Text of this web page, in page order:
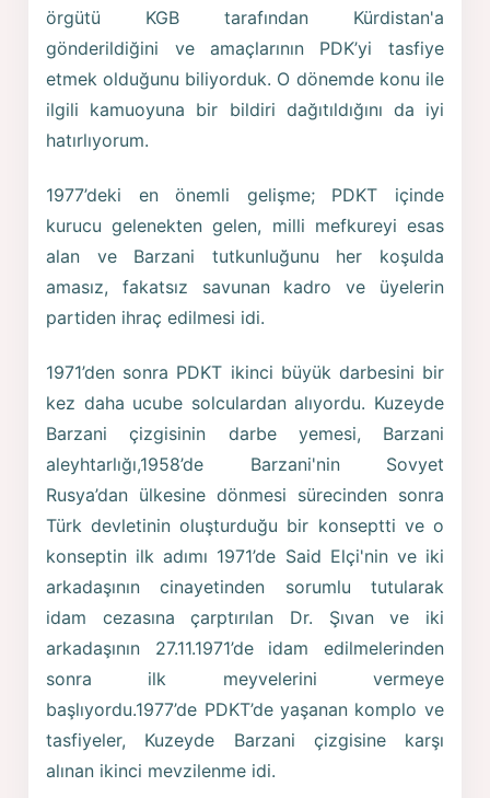
örgütü KGB tarafından Kürdistan'a
gönderildiğini ve amaçlarının PDK’yi tasfiye
etmek olduğunu biliyorduk. O dönemde konu ile
ilgili kamuoyuna bir bildiri dağıtıldığını da iyi
hatırlıyorum.
1977’deki en önemli gelişme; PDKT içinde
kurucu gelenekten gelen, milli mefkureyi esas
alan ve Barzani tutkunluğunu her koşulda
amasız, fakatsız savunan kadro ve üyelerin
partiden ihraç edilmesi idi.
1971’den sonra PDKT ikinci büyük darbesini bir
kez daha ucube solculardan alıyordu. Kuzeyde
Barzani çizgisinin darbe yemesi, Barzani
aleyhtarlığı,1958’de Barzani'nin Sovyet
Rusya’dan ülkesine dönmesi sürecinden sonra
Türk devletinin oluşturduğu bir konseptti ve o
konseptin ilk adımı 1971’de Said Elçi'nin ve iki
arkadaşının cinayetinden sorumlu tutularak
idam cezasına çarptırılan Dr. Şıvan ve iki
arkadaşının 27.11.1971’de idam edilmelerinden
sonra ilk meyvelerini vermeye
başlıyordu.1977’de PDKT’de yaşanan komplo ve
tasfiyeler, Kuzeyde Barzani çizgisine karşı
alınan ikinci mevzilenme idi.